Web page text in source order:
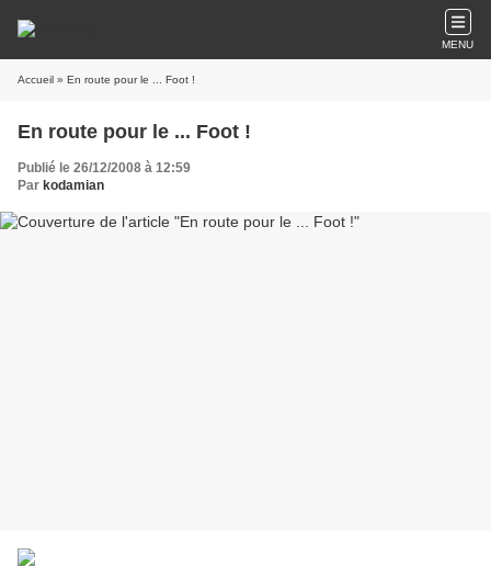
MENU
Accueil » En route pour le ... Foot !
En route pour le ... Foot !
Publié le 26/12/2008 à 12:59
Par kodamian